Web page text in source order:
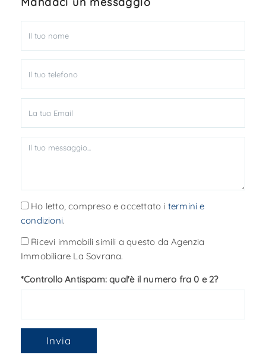
Ho letto, compreso e accettato i termini e
condizioni.
Ricevi immobili simili a questo da Agenzia
Immobiliare La Sovrana.
*Controllo Antispam: qual'è il numero fra 0 e 2?
Invia